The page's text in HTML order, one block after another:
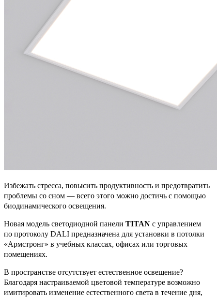
Избежать стресса, повысить продуктивность и предотвратить
проблемы со сном — всего этого можно достичь с помощью
биодинамического освещения.
Новая модель светодиодной панели TITAN с управлением
по протоколу DALI предназначена для установки в потолки
«Армстронг» в учебных классах, офисах или торговых
помещениях.
В пространстве отсутствует естественное освещение?
Благодаря настраиваемой цветовой температуре возможно
имитировать изменение естественного света в течение дня,